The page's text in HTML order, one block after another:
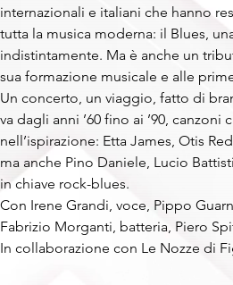
internazionali e italiani che hanno
tutta la musica moderna: il Blues,
indistintamente. Ma è anche un
sua formazione musicale e alle
Un concerto, un viaggio, fatto di
va dagli anni ’60 fino ai ’90,
nell’ispirazione: Etta James, Otis
ma anche Pino Daniele, Lucio
in chiave rock-blues.
Con Irene Grandi, voce, Pippo
Fabrizio Morganti, batteria, Piero
In collaborazione con Le Nozze di